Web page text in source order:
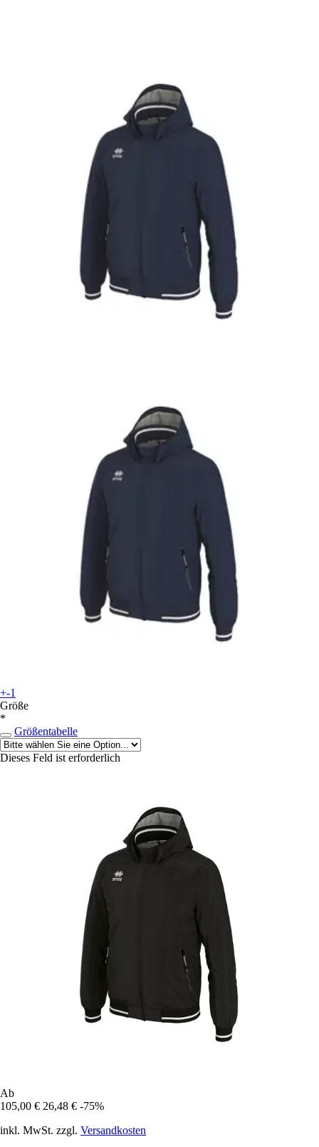
+-1
Größe
*
Größentabelle
Dieses Feld ist erforderlich
Ab
105,00 € 26,48 € -75%
inkl. MwSt. zzgl. Versandkosten